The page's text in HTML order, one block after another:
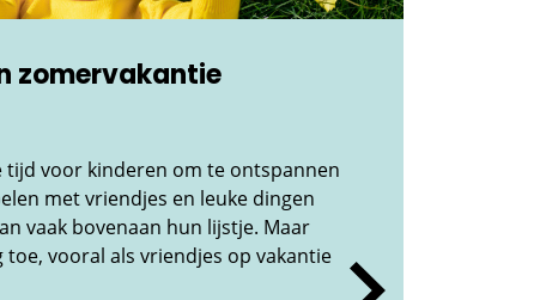
zomervakantie
tijd voor kinderen om te ontspannen
met vriendjes en leuke dingen
vaak bovenaan hun lijstje. Maar
toe, vooral als vriendjes op vakantie